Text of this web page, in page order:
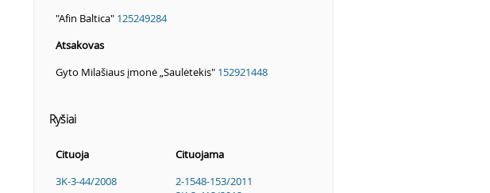
"Afin Baltica" 125249284
Atsakovas
Gyto Milašiaus įmonė „Saulėtekis" 152921448
Ryšiai
Cituoja
Cituojama
3K-3-44/2008
2-1548-153/2011